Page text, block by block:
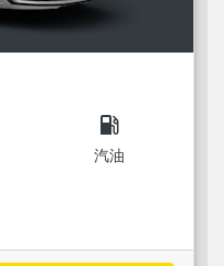
local_gas_station
汽油